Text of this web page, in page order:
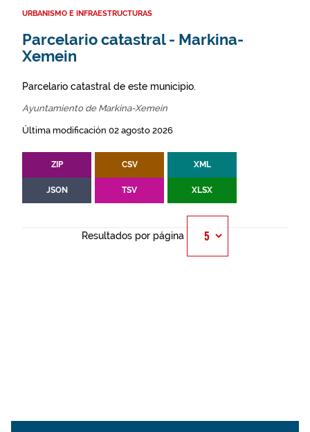
URBANISMO E INFRAESTRUCTURAS
Parcelario catastral - Markina-
Xemein
Parcelario catastral de este municipio.
Ayuntamiento de Markina-Xemein
Última modificación 02 agosto 2026
ZIP CSV XML
JSON TSV XLSX
Resultados por página